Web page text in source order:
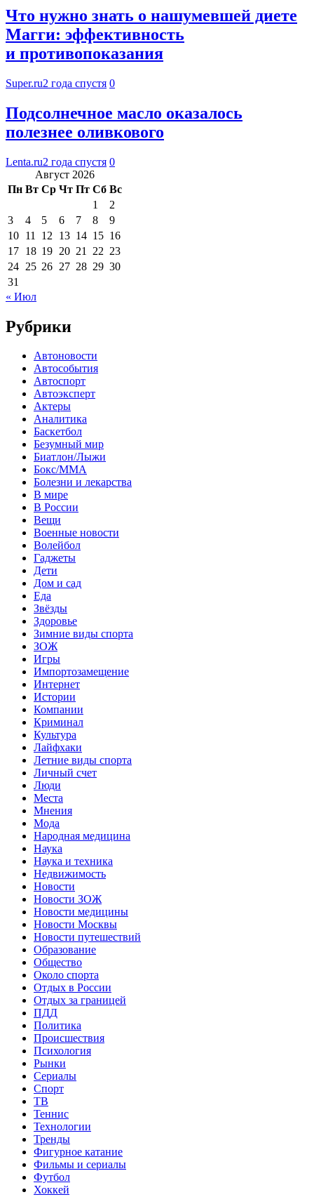
Что нужно знать о нашумевшей диете
Магги: эффективность
и противопоказания
Super.ru2 года спустя 0
Подсолнечное масло оказалось
полезнее оливкового
Lenta.ru2 года спустя 0
Август 2026
Пн Вт Ср Чт Пт Сб Вс
1
2
3
4 5 6 7 8
9
10 11 12 13 14 15 16
17 18 19 20 21 22 23
24 25 26 27 28 29 30
31
« Июл
Рубрики
Автоновости
Автособытия
Автоспорт
Автоэксперт
Актеры
Аналитика
Баскетбол
Безумный мир
Биатлон/Лыжи
Бокс/MMA
Болезни и лекарства
В мире
В России
Вещи
Военные новости
Волейбол
Гаджеты
Дети
Дом и сад
Еда
Звёзды
Здоровье
Зимние виды спорта
ЗОЖ
Игры
Импортозамещение
Интернет
Истории
Компании
Криминал
Культура
Лайфхаки
Летние виды спорта
Личный счет
Люди
Места
Мнения
Мода
Народная медицина
Наука
Наука и техника
Недвижимость
Новости
Новости ЗОЖ
Новости медицины
Новости Москвы
Новости путешествий
Образование
Общество
Около спорта
Отдых в России
Отдых за границей
ПДД
Политика
Происшествия
Психология
Рынки
Сериалы
Спорт
ТВ
Теннис
Технологии
Тренды
Фигурное катание
Фильмы и сериалы
Футбол
Хоккей